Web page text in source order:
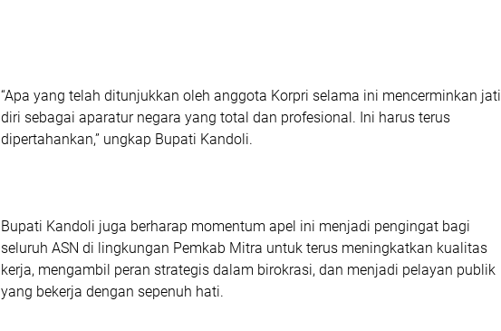
“Apa yang telah ditunjukkan oleh anggota Korpri selama ini mencerminkan jati
diri sebagai aparatur negara yang total dan profesional. Ini harus terus
dipertahankan,” ungkap Bupati Kandoli.
Bupati Kandoli juga berharap momentum apel ini menjadi pengingat bagi
seluruh ASN di lingkungan Pemkab Mitra untuk terus meningkatkan kualitas
kerja, mengambil peran strategis dalam birokrasi, dan menjadi pelayan publik
yang bekerja dengan sepenuh hati.